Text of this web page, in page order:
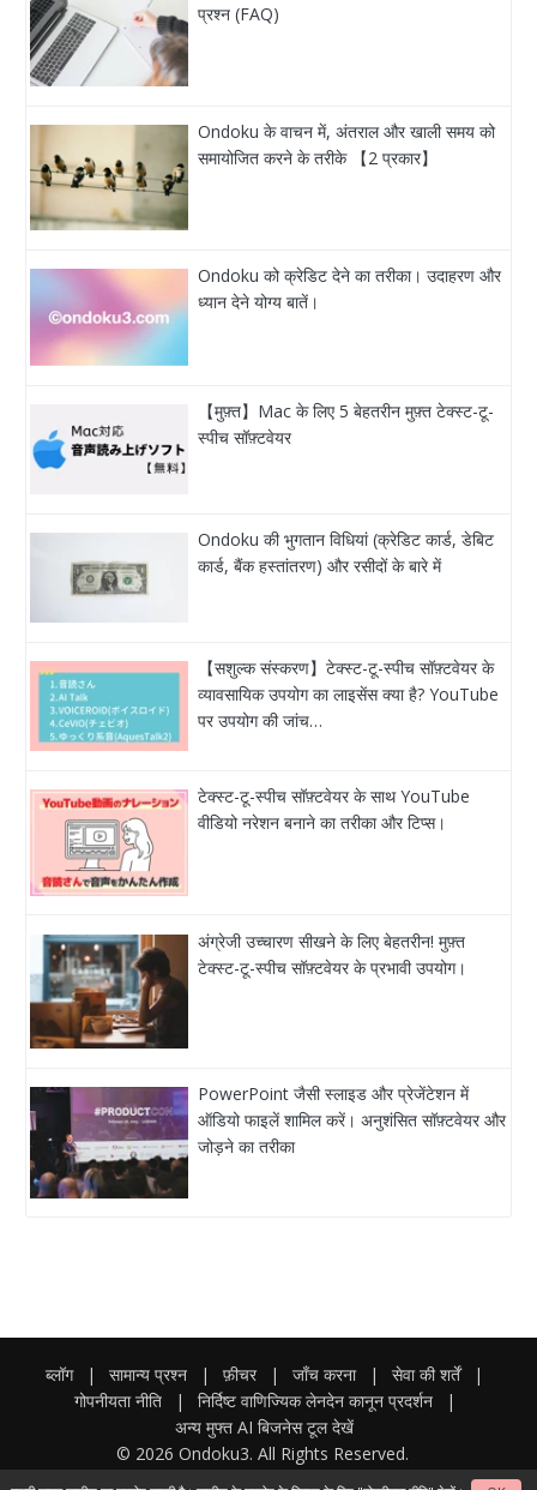
प्रश्न (FAQ)
Ondoku के वाचन में, अंतराल और खाली समय को
समायोजित करने के तरीके 【2 प्रकार】
Ondoku को क्रेडिट देने का तरीका। उदाहरण और
ध्यान देने योग्य बातें।
【मुफ़्त】Mac के लिए 5 बेहतरीन मुफ़्त टेक्स्ट-टू-
स्पीच सॉफ़्टवेयर
Ondoku की भुगतान विधियां (क्रेडिट कार्ड, डेबिट
कार्ड, बैंक हस्तांतरण) और रसीदों के बारे में
【सशुल्क संस्करण】टेक्स्ट-टू-स्पीच सॉफ़्टवेयर के
व्यावसायिक उपयोग का लाइसेंस क्या है? YouTube
पर उपयोग की जांच…
टेक्स्ट-टू-स्पीच सॉफ़्टवेयर के साथ YouTube
वीडियो नरेशन बनाने का तरीका और टिप्स।
अंग्रेजी उच्चारण सीखने के लिए बेहतरीन! मुफ़्त
टेक्स्ट-टू-स्पीच सॉफ़्टवेयर के प्रभावी उपयोग।
PowerPoint जैसी स्लाइड और प्रेजेंटेशन में
ऑडियो फाइलें शामिल करें। अनुशंसित सॉफ़्टवेयर और
जोड़ने का तरीका
ब्लॉग | सामान्य प्रश्न | फ़ीचर | जाँच करना | सेवा की शर्तें
|
गोपनीयता नीति
| निर्दिष्ट वाणिज्यिक लेनदेन कानून प्रदर्शन
|
अन्य मुफ्त AI बिजनेस टूल देखें
© 2026 Ondoku3. All Rights Reserved.